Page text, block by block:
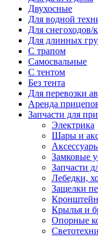
Двухосные
Для водной
Для снегоходов/
Для длинных
С трапом
Самосвальные
С тентом
Без тента
Для перевозки
Аренда
Запчасти для
Электрика
Шары и
Замковые
Запчасти
Лебедки,
Защелки
Крылья и
Опорные